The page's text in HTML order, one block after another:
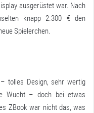
ausgerüstet war. Nach
knapp 2.300 € den
Spielerchen.
tolles Design, sehr wertig
Wucht – doch bei etwas
ZBook war nicht das, was